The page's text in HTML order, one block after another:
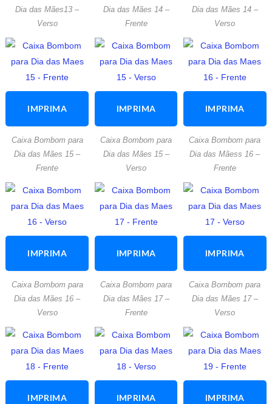
ATIVIDADE
Dia das Mães13 –
Verso
ATIVIDADE
Dia das Mães 14 –
Frente
ATIVIDADE
Dia das Mães 14 –
Verso
IMPRIMA
ATIVIDADE
Caixa Bombom para
Dia das Mães 15 –
Frente
IMPRIMA
ATIVIDADE
Caixa Bombom para
Dia das Mães 15 –
Verso
IMPRIMA
ATIVIDADE
Caixa Bombom para
Dia das Mãess 16 –
Frente
IMPRIMA
ATIVIDADE
Caixa Bombom para
Dia das Mães 16 –
Verso
IMPRIMA
ATIVIDADE
Caixa Bombom para
Dia das Mães 17 –
Frente
IMPRIMA
ATIVIDADE
Caixa Bombom para
Dia das Mães 17 –
Verso
IMPRIMA IMPRIMA IMPRIMA